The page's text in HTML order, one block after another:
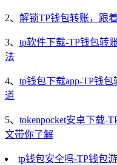
2、 解锁TP钱包转账，跟
3、 tp软件下载-TP钱包转
法
4、 tp钱包下载app-TP钱
道
5、 tokenpocket安卓下载-
文带你了解
tp钱包安全吗-TP钱包